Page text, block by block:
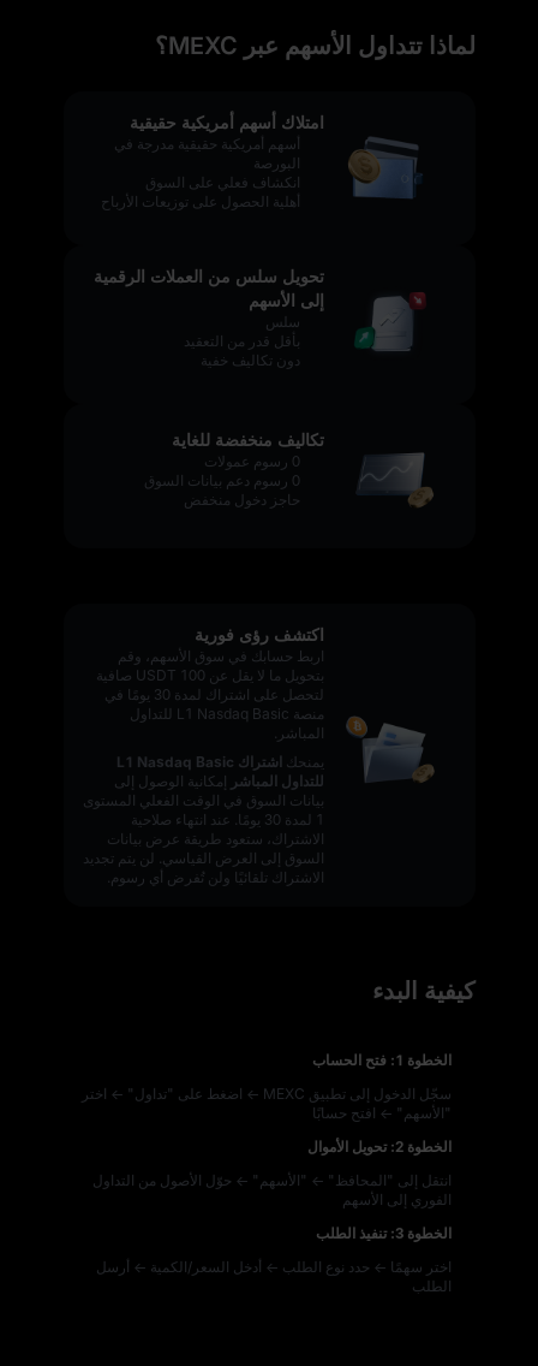
لماذا تتداول الأسهم عبر MEXC؟
امتلاك أسهم أمريكية حقيقية
أسهم أمريكية حقيقية مدرجة في
البورصة
انكشاف فعلي على السوق
أهلية الحصول على توزيعات الأرباح
تحويل سلس من العملات الرقمية
إلى الأسهم
سلس
بأقل قدر من التعقيد
دون تكاليف خفية
تكاليف منخفضة للغاية
0 رسوم عمولات
0 رسوم دعم بيانات السوق
حاجز دخول منخفض
اكتشف رؤى فورية
اربط حسابك في سوق الأسهم، وقم
بتحويل ما لا يقل عن 100 USDT صافية
لتحصل على اشتراك لمدة 30 يومًا في
منصة L1 Nasdaq Basic للتداول
المباشر.
يمنحك
اشتراك L1 Nasdaq Basic
للتداول المباشر إمكانية الوصول إلى
بيانات السوق في الوقت الفعلي المستوى
1 لمدة 30 يومًا. عند انتهاء صلاحية
الاشتراك، ستعود طريقة عرض بيانات
السوق إلى العرض القياسي. لن يتم تجديد
الاشتراك تلقائيًا ولن تُفرض أي رسوم.
كيفية البدء
الخطوة 1: فتح الحساب
سجّل الدخول إلى تطبيق MEXC ← اضغط على "تداول" ← اختر
"الأسهم" ← افتح حسابًا
الخطوة 2: تحويل الأموال
انتقل إلى "المحافظ" ← "الأسهم" ← حوّل الأصول من التداول
الفوري إلى الأسهم
الخطوة 3: تنفيذ الطلب
اختر سهمًا ← حدد نوع الطلب ← أدخل السعر/الكمية ← أرسل
الطلب